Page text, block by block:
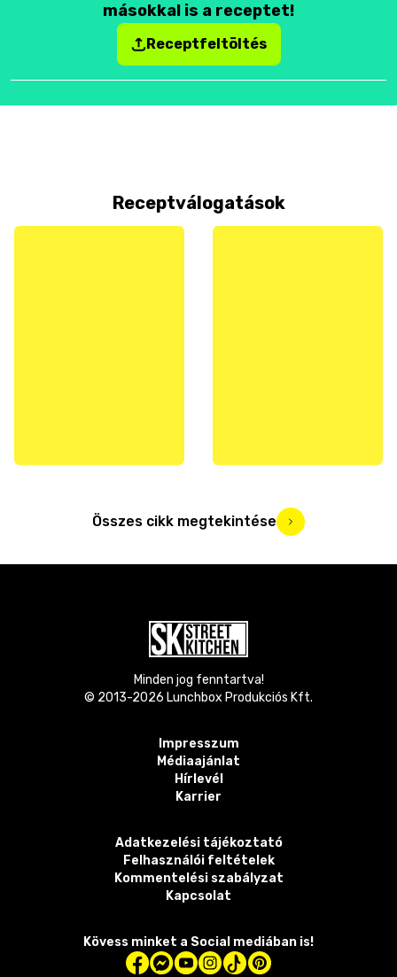
másokkal is a receptet!
Receptfeltöltés
Receptválogatások
Összes cikk megtekintése
Minden jog fenntartva!
© 2013-2026 Lunchbox Produkciós Kft.
Impresszum
Médiaajánlat
Hírlevél
Karrier
Adatkezelési tájékoztató
Felhasználói feltételek
Kommentelési szabályzat
Kapcsolat
Kövess minket a Social mediában is!